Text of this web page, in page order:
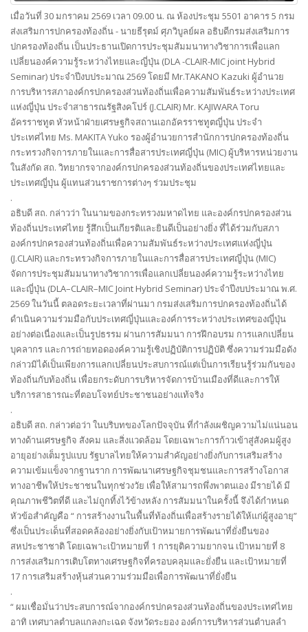
เมื่อวันที่ 30 มกราคม 2569 เวลา 09.00 น. ณ ห้องประชุม 5501 อาคาร 5 กรม
ส่งเสริมการปกครองท้องถิ่น - นายธีรุตม์ ศุภวิบูลย์ผล อธิบดีกรมส่งเสริมการ
ปกครองท้องถิ่น เป็นประธานเปิดการประชุมสัมมนาทางวิชาการเพื่อแลก
เปลี่ยนองค์ความรู้ระหว่างไทยและญี่ปุ่น (DLA -CLAIR-MIC joint Hybrid
Seminar) ประจำปีงบประมาณ 2569 โดยมี Mr.TAKANO Kazuki ผู้อำนวย
การบริหารสภาองค์กรปกครองส่วนท้องถิ่นเพื่อความสัมพันธ์ระหว่างประเทศ
แห่งญี่ปุ่น ประจำสาธารณรัฐสิงคโปร์ (J.CLAIR) Mr. KAJIWARA Toru
อัครราชทูต หัวหน้าฝ่ายเศรษฐกิจสถานเอกอัครราชทูตญี่ปุ่น ประจำ
ประเทศไทย Ms. MAKITA Yuko รองผู้อำนวยการสำนักการปกครองท้องถิ่น
กระทรวงกิจการภายในและการสื่อสารประเทศญี่ปุ่น (MIC) ผู้บริหารหน่วยงาน
ในสังกัด สถ. วิทยากรจากองค์กรปกครองส่วนท้องถิ่นของประเทศไทยและ
ประเทศญี่ปุ่น ผู้แทนส่วนราชการต่างๆ ร่วมประชุม
.
อธิบดี สถ. กล่าวว่า ในนามของกระทรวงมหาดไทย และองค์กรปกครองส่วน
ท้องถิ่นประเทศไทย รู้สึกเป็นเกียรติและยินดีเป็นอย่างยิ่ง ที่ได้ร่วมกับสภา
องค์กรปกครองส่วนท้องถิ่นเพื่อความสัมพันธ์ระหว่างประเทศแห่งญี่ปุ่น
(J.CLAIR) และกระทรวงกิจการภายในและการสื่อสารประเทศญี่ปุ่น (MIC)
จัดการประชุมสัมมนาทางวิชาการเพื่อแลกเปลี่ยนองค์ความรู้ระหว่างไทย
และญี่ปุ่น (DLA–CLAIR–MIC Joint Hybrid Seminar) ประจำปีงบประมาณ พ.ศ.
2569 ในวันนี้ ตลอดระยะเวลาที่ผ่านมา กรมส่งเสริมการปกครองท้องถิ่นได้
ดำเนินความร่วมมือกับประเทศญี่ปุ่นและองค์การระหว่างประเทศของญี่ปุ่น
อย่างต่อเนื่องและเป็นรูปธรรม ผ่านการสัมมนา การฝึกอบรม การแลกเปลี่ยน
บุคลากร และการถ่ายทอดองค์ความรู้เชิงปฏิบัติการปฏิบัติ ซึ่งความร่วมมือดัง
กล่าวมิได้เป็นเพียงการแลกเปลี่ยนประสบการณ์แต่เป็นการเรียนรู้ร่วมกันของ
ท้องถิ่นกับท้องถิ่น เพื่อยกระดับการบริหารจัดการบ้านเมืองที่ดีและการให้
บริการสาธารณะที่ตอบโจทย์ประชาชนอย่างแท้จริง
.
อธิบดี สถ. กล่าวต่อว่า ในบริบทของโลกปัจจุบัน ที่กำลังเผชิญความไม่แน่นอน
ทางด้านเศรษฐกิจ สังคม และสิ่งแวดล้อม โดยเฉพาะการก้าวเข้าสู่สังคมผู้สูง
อายุอย่างเต็มรูปแบบ รัฐบาลไทยให้ความสำคัญอย่างยิ่งกับการเสริมสร้าง
ความเข้มแข็งจากฐานราก การพัฒนาเศรษฐกิจชุมชนและการสร้างโอกาส
ทางอาชีพให้ประชาชนในทุกช่วงวัย เพื่อให้สามารถพึ่งพาตนเอง มีรายได้ มี
คุณภาพชีวิตที่ดี และไม่ถูกทิ้งไว้ข้างหลัง การสัมมนาในครั้งนี้ จึงได้กำหนด
หัวข้อสำคัญคือ “ การสร้างงานในพื้นที่ท้องถิ่นเพื่อสร้างรายได้ให้แก่ผู้สูงอายุ”
ซึ่งเป็นประเด็นที่สอดคล้องอย่างยิ่งกับเป้าหมายการพัฒนาที่ยั่งยืนของ
สหประชาชาติ โดยเฉพาะเป้าหมายที่ 1 การยุติความยากจน เป้าหมายที่ 8
การส่งเสริมการเติบโตทางเศรษฐกิจที่ครอบคลุมและยั่งยืน และเป้าหมายที่
17 การเสริมสร้างหุ้นส่วนความร่วมมือเพื่อการพัฒนาที่ยั่งยืน
.
“ ผมเชื่อมั่นว่าประสบการณ์จากองค์กรปกครองส่วนท้องถิ่นของประเทศไทย
อาทิ เทศบาลตำบลแกลงกะเฉด จังหวัดระยอง องค์การบริหารส่วนตำบลลำ